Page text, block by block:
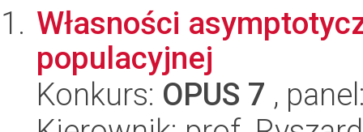
Własności
populacyjnej
Konkurs: OPUS 7 ,